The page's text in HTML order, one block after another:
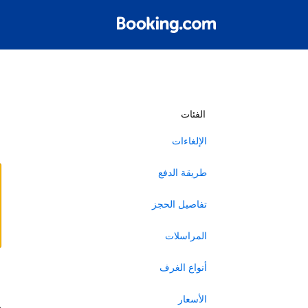
الفئات
الإلغاءات
طريقة الدفع
تفاصيل الحجز
المراسلات
أنواع الغرف
الأسعار